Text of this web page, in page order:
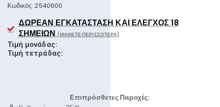
Κωδικός:2540600
ΔΩΡΕΆΝ ΕΓΚΑΤΆΣΤΑΣΗ ΚΑΙ ΈΛΕΓΧΟΣ 18
ΣΗΜΕΊΩΝ (ΜΆΘΕΤΕ ΠΕΡΙΣΣΌΤΕΡΑ)
Τιμή μονάδας:
Τιμή τετράδας:
Επιπρόσθετες Παροχές: